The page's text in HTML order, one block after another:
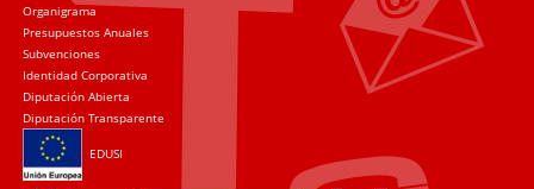
Organigrama
Presupuestos Anuales
Subvenciones
Identidad Corporativa
Diputación Abierta
Diputación Transparente
EDUSI